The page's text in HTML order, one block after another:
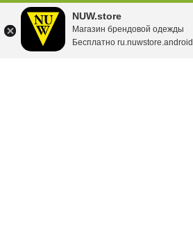
NUW.store
Магазин брендовой одежды
Бесплатно ru.nuwstore.android